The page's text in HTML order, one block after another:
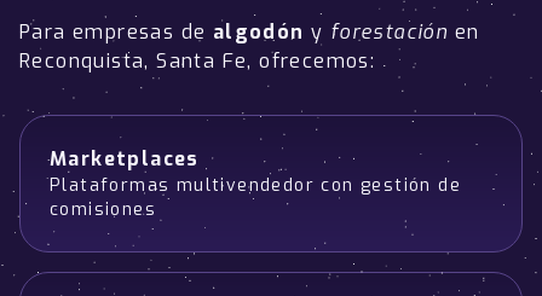
Para empresas de algodón y forestación en
Reconquista, Santa Fe, ofrecemos:
Marketplaces
Plataformas multivendedor con gestión de
comisiones